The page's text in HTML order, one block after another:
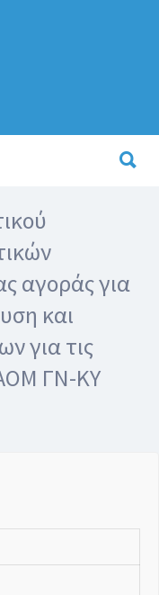
αγοράς για
και
για τις
ΓΝ-ΚΥ